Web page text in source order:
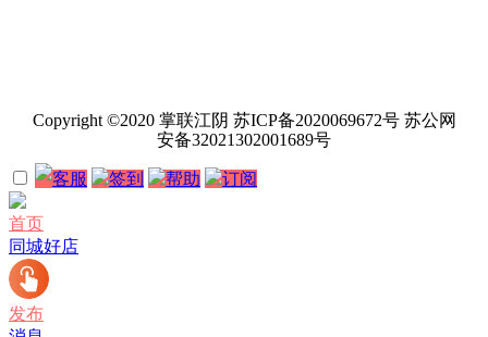
Copyright ©2020 掌联江阴 苏ICP备2020069672号 苏公网
安备32021302001689号
客服 签到 帮助 订阅
首页
同城好店
发布